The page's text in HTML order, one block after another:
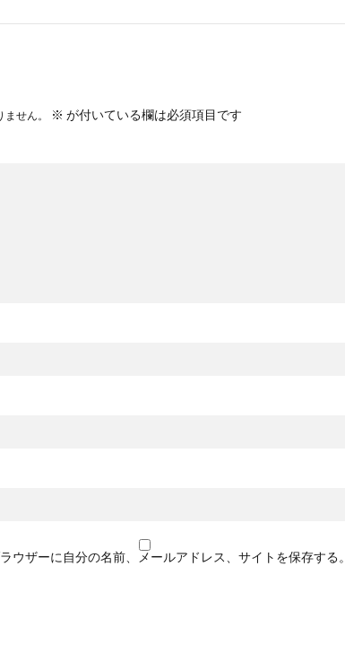
せん。 ※ が付いている欄は必須項目です
ウザーに自分の名前、メールアドレス、サイトを保存する。